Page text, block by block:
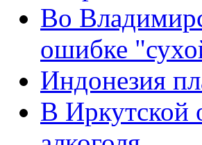
Во
ошибке
Индонезия
В Иркутской